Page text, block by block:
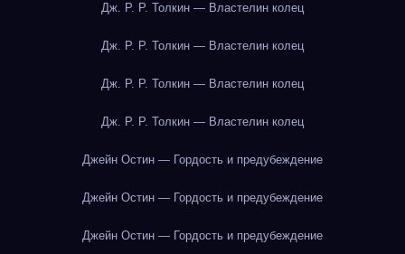
Дж. Р. Р. Толкин — Властелин колец
Дж. Р. Р. Толкин — Властелин колец
Дж. Р. Р. Толкин — Властелин колец
Дж. Р. Р. Толкин — Властелин колец
Джейн Остин — Гордость и предубеждение
Джейн Остин — Гордость и предубеждение
Джейн Остин — Гордость и предубеждение